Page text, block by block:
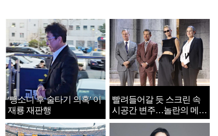
‘뺑소니 후 술타기 의혹’ 이
재룡 재판행
빨려들어갈 듯 스크린 속
시공간 변주…놀란의 메시
지는 ‘전쟁 속죄’